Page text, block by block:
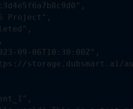
Project",
09-06T10:30:00Z",
storage.dubsmart.ai/